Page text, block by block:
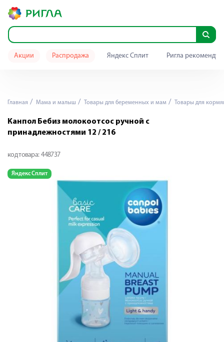
Акции Распродажа Яндекс Сплит Ригла
Главная Мама и малыш Товары для беременных и мам Товары для
Канпол Бебиз молокоотсос ручной с
принадлежностями 12 / 216
код товара: 448737
Яндекс Сплит